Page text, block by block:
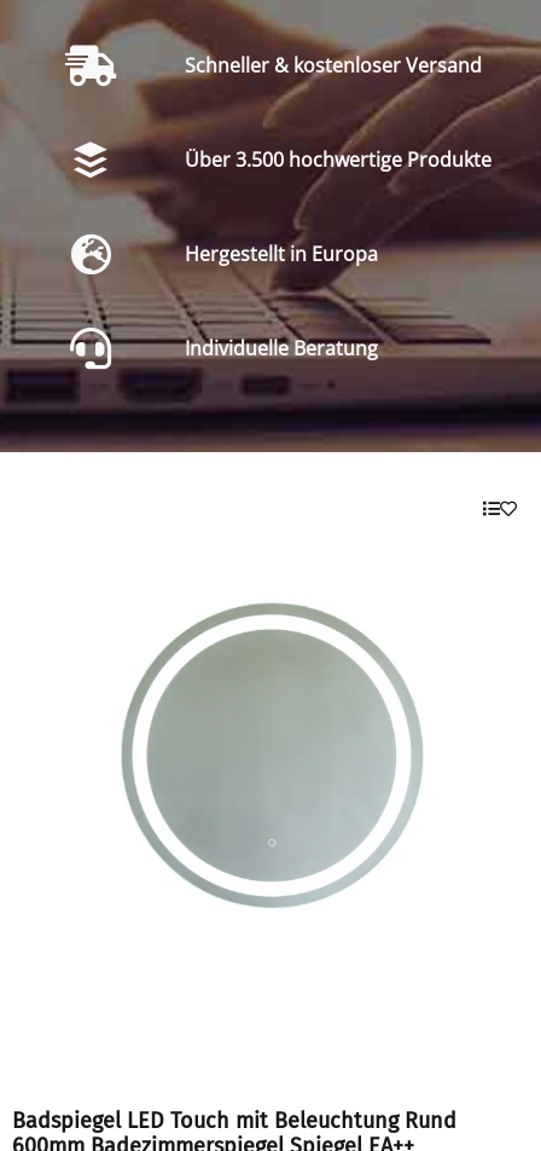
Schneller & kostenloser Versand
Über 3.500 hochwertige Produkte
Hergestellt in Europa
Individuelle Beratung
Badspiegel LED Touch mit Beleuchtung Rund